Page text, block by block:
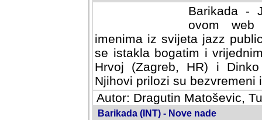
Barikada -
ovom web
imenima iz svijeta jazz
se istakla bogatim i
Hrvoj (Zagreb, HR) i
Njihovi prilozi su bezvremeni
Autor: Dragutin Matoševic,
Barikada (INT) - Nove nade